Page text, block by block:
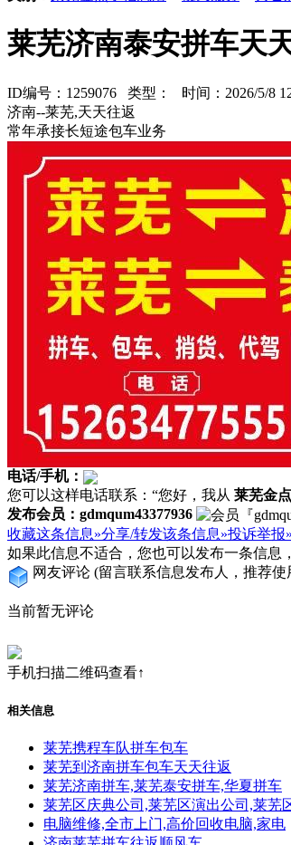
莱芜济南泰安拼车天
ID编号：1259076 类型： 时间：2026/5/8
济南--莱芜,天天往返
常年承接长短途包车业务
电话/手机：
您可以这样电话联系：“您好，我从 莱芜金
发布会员：gdmqum43377936
收藏这条信息»分享/转发该条信息»投诉举报»
如果此信息不适合，您也可以发布一条信息
网友评论 (留言联系信息发布人，推荐
当前暂无评论
手机扫描二维码查看↑
相关信息
莱芜携程车队拼车包车
莱芜到济南拼车包车天天往返
莱芜济南拼车,莱芜泰安拼车,华夏拼车
莱芜区庆典公司,莱芜区演出公司,莱芜
电脑维修,全市上门,高价回收电脑,家电